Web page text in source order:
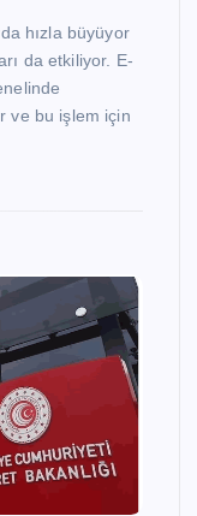
hızla büyüyor
da etkiliyor. E-
ve bu işlem için